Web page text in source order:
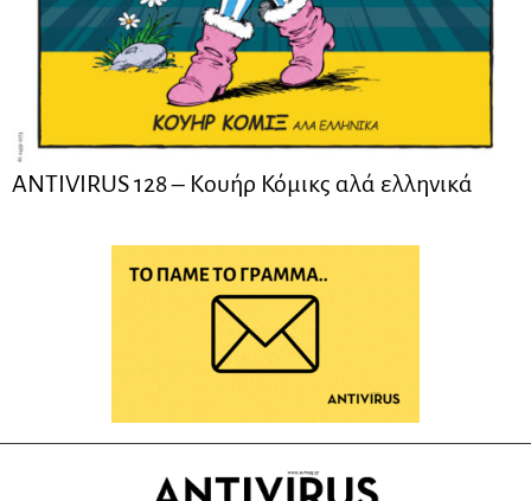
ANTIVIRUS 128 – Kουήρ Κόμικς αλά ελληνικά